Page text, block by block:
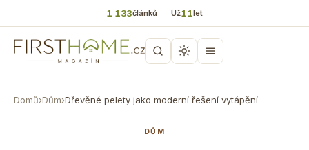
1 133článků Už11let
Domů›Dům›Dřevěné pelety jako moderní řešení vytápění
DŮM